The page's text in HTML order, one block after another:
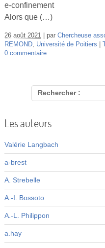
e‑confinement
Alors que (…)
26 août 2021 par Chercheuse
REMOND, Université de Poitiers
0 commentaire
Rechercher :
Les auteurs
Valérie Langbach
a-brest
A. Strebelle
A.-I. Bossoto
A.-L. Philippon
a.hay